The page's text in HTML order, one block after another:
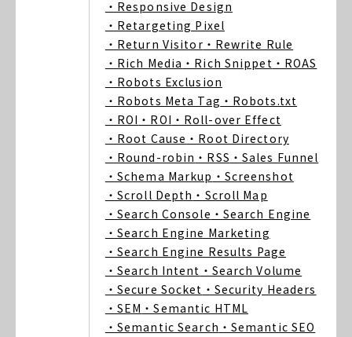
・Responsive Design
・Retargeting Pixel
・Return Visitor ・Rewrite Rule
・Rich Media ・Rich Snippet ・ROAS
・Robots Exclusion
・Robots Meta Tag ・Robots.txt
・ROI ・ROI ・Roll-over Effect
・Root Cause ・Root Directory
・Round-robin ・RSS ・Sales Funnel
・Schema Markup ・Screenshot
・Scroll Depth ・Scroll Map
・Search Console ・Search Engine
・Search Engine Marketing
・Search Engine Results Page
・Search Intent ・Search Volume
・Secure Socket ・Security Headers
・SEM ・Semantic HTML
・Semantic Search ・Semantic SEO